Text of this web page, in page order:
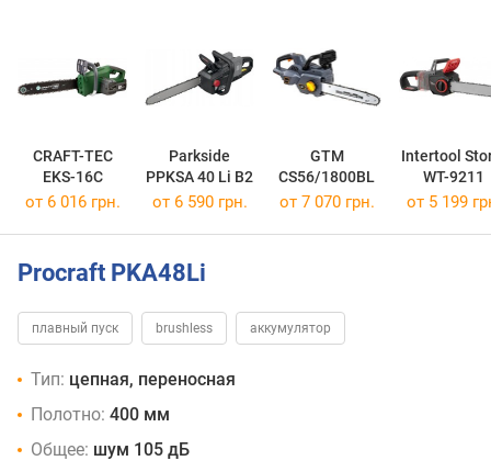
CRAFT-TEC
EKS-16C
Parkside
PPKSA 40 Li B2
GTM
CS56/1800BL
Intertool
WT-9211
от 6 016 грн. от 6 590 грн. от 7 070 грн. от 5 199
Procraft PKA48Li
плавный пуск brushless аккумулятор
Тип: цепная, переносная
Полотно: 400 мм
Общее: шум 105 дБ